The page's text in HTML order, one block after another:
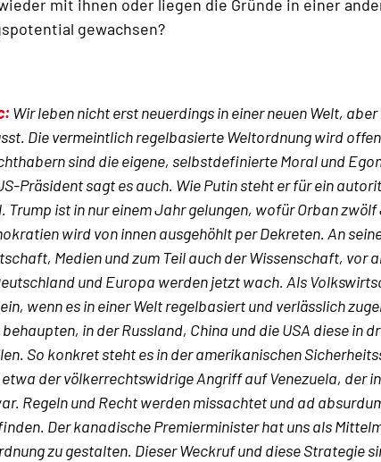
mit ihnen oder liegen die Gründe in einer
gewachsen?
: Wir leben nicht erst neuerdings in einer neuen Welt,
Die vermeintlich regelbasierte Weltordnung wird
sind die eigene, selbstdefinierte Moral und
Präsident sagt es auch. Wie Putin steht er für ein
Trump ist in nur einem Jahr gelungen, wofür Orban
wird von innen ausgehöhlt per Dekreten. An
Medien und zum Teil auch der Wissenschaft, vor
und Europa werden jetzt wach. Als
wenn es in einer Welt regelbasiert und verlässlich
behaupten, in der Russland, China und die USA diese in
So konkret steht es in der amerikanischen
der völkerrechtswidrige Angriff auf Venezuela, der
Regeln und Recht werden missachtet und ad
Der kanadische Premierminister hat uns als
zu gestalten. Dieser Weckruf und diese Strategie